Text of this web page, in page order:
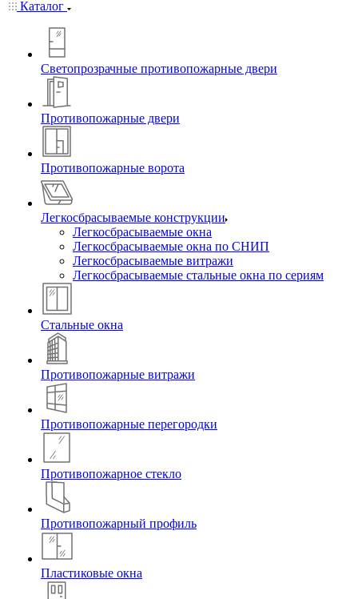
Каталог
Светопрозрачные противопожарные двери
Противопожарные двери
Противопожарные ворота
Легкосбрасываемые конструкции
Легкосбрасываемые окна
Легкосбрасываемые окна по СНИП
Легкосбрасываемые витражи
Легкосбрасываемые стальные окна по сериям
Стальные окна
Противопожарные витражи
Противопожарные перегородки
Противопожарное стекло
Противопожарный профиль
Пластиковые окна